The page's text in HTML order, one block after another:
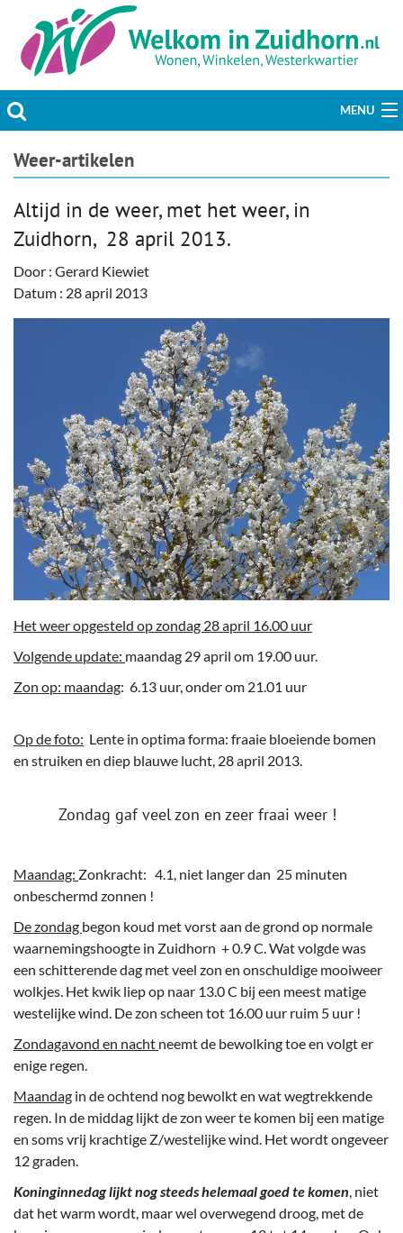
MENU
Actueel
Welzijn & Maatschappij
Bedrijven
Weer-artikelen
Altijd in de weer, met het weer, in
Zuidhorn, 28 april 2013.
Door : Gerard Kiewiet
Datum : 28 april 2013
Het weer opgesteld op zondag 28 april 16.00 uur
Volgende update: maandag 29 april om 19.00 uur.
Zon op: maandag: 6.13 uur, onder om 21.01 uur
Op de foto: Lente in optima forma: fraaie bloeiende bomen
en struiken en diep blauwe lucht, 28 april 2013.
Zondag gaf veel zon en zeer fraai weer !
Maandag: Zonkracht: 4.1, niet langer dan 25 minuten
onbeschermd zonnen !
De zondag begon koud met vorst aan de grond op normale
waarnemingshoogte in Zuidhorn + 0.9 C. Wat volgde was
een schitterende dag met veel zon en onschuldige mooiweer
wolkjes. Het kwik liep op naar 13.0 C bij een meest matige
westelijke wind. De zon scheen tot 16.00 uur ruim 5 uur !
Zondagavond en nacht neemt de bewolking toe en volgt er
enige regen.
Maandag in de ochtend nog bewolkt en wat wegtrekkende
regen. In de middag lijkt de zon weer te komen bij een matige
en soms vrij krachtige Z/westelijke wind. Het wordt ongeveer
12 graden.
Koninginnedag lijkt nog steeds helemaal goed te komen, niet
dat het warm wordt, maar wel overwegend droog, met de